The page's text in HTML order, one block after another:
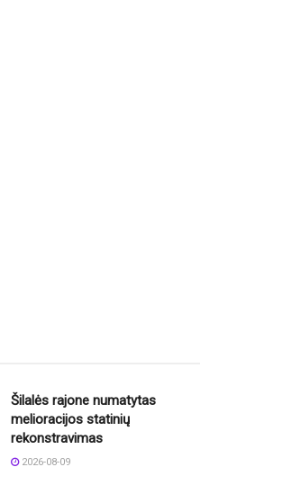
Šilalės rajone numatytas
melioracijos statinių
rekonstravimas
2026-08-09